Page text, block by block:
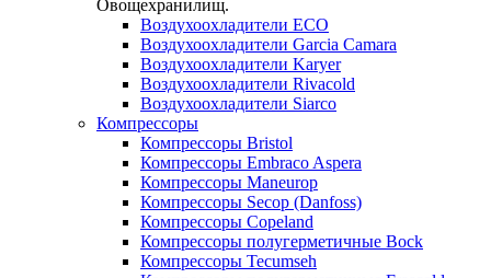
Овощехранилищ.
Воздухоохладители ECO
Воздухоохладители Garcia Camara
Воздухоохладители Karyer
Воздухоохладители Rivacold
Воздухоохладители Siarco
Компрессоры
Компрессоры Bristol
Компрессоры Embraco Aspera
Компрессоры Maneurop
Компрессоры Secop (Danfoss)
Компрессоры Copeland
Компрессоры полугерметичные Bock
Компрессоры Tecumseh